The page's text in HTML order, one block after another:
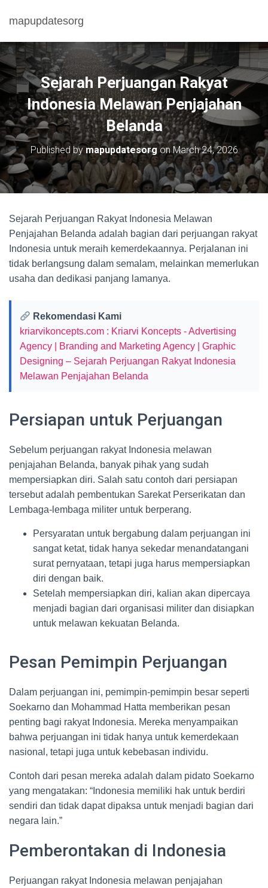
mapupdatesorg
Sejarah Perjuangan Rakyat
Indonesia Melawan Penjajahan
Belanda
Published by mapupdatesorg onMarch 24, 2026
Sejarah Perjuangan Rakyat Indonesia Melawan
Penjajahan Belanda adalah bagian dari perjuangan rakyat
Indonesia untuk meraih kemerdekaannya. Perjalanan ini
tidak berlangsung dalam semalam, melainkan memerlukan
usaha dan dedikasi panjang lamanya.
Rekomendasi Kami
kriarvikoncepts.com : Kriarvi Koncepts - Advertising
Agency | Branding and Marketing Agency | Graphic
Designing – Sejarah Perjuangan Rakyat Indonesia
Melawan Penjajahan Belanda
Persiapan untuk Perjuangan
Sebelum perjuangan rakyat Indonesia melawan
penjajahan Belanda, banyak pihak yang sudah
mempersiapkan diri. Salah satu contoh dari persiapan
tersebut adalah pembentukan Sarekat Perserikatan dan
Lembaga-lembaga militer untuk berperang.
Persyaratan untuk bergabung dalam perjuangan ini
sangat ketat, tidak hanya sekedar menandatangani
surat pernyataan, tetapi juga harus mempersiapkan
diri dengan baik.
Setelah mempersiapkan diri, kalian akan dipercaya
menjadi bagian dari organisasi militer dan disiapkan
untuk melawan kekuatan Belanda.
Pesan Pemimpin Perjuangan
Dalam perjuangan ini, pemimpin-pemimpin besar seperti
Soekarno dan Mohammad Hatta memberikan pesan
penting bagi rakyat Indonesia. Mereka menyampaikan
bahwa perjuangan ini tidak hanya untuk kemerdekaan
nasional, tetapi juga untuk kebebasan individu.
Contoh dari pesan mereka adalah dalam pidato Soekarno
yang mengatakan: “Indonesia memiliki hak untuk berdiri
sendiri dan tidak dapat dipaksa untuk menjadi bagian dari
negara lain.”
Pemberontakan di Indonesia
Perjuangan rakyat Indonesia melawan penjajahan